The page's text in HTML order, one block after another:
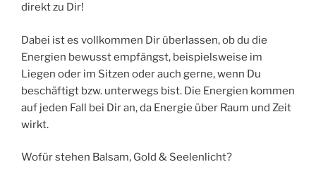
direkt zu Dir!
Dabei ist es vollkommen Dir überlassen, ob du die
Energien bewusst empfängst, beispielsweise im
Liegen oder im Sitzen oder auch gerne, wenn Du
beschäftigt bzw. unterwegs bist. Die Energien kommen
auf jeden Fall bei Dir an, da Energie über Raum und Zeit
wirkt.
Wofür stehen Balsam, Gold & Seelenlicht?